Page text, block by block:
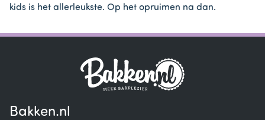
kids is het allerleukste. Op het opruimen na dan.
Bakken.nl